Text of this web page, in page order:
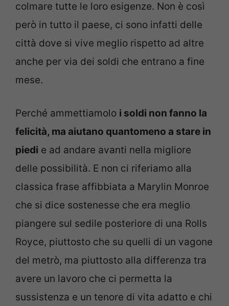
colmare tutte le loro esigenze. Non è così
però in tutto il paese, ci sono infatti delle
città dove si vive meglio rispetto ad altre
anche per via dei soldi che entrano a fine
mese.
Perché ammettiamolo i soldi non fanno la
felicità, ma aiutano quantomeno a stare in
piedi e ad andare avanti nella migliore
delle possibilità. E non ci riferiamo alla
classica frase affibbiata a Marylin Monroe
che si dice sostenesse che era meglio
piangere sul sedile posteriore di una Rolls
Royce, piuttosto che su quelli di un vagone
del metrò, ma piuttosto alla differenza tra
avere un lavoro che ci permetta la
sussistenza e un tenore di vita adatto e chi